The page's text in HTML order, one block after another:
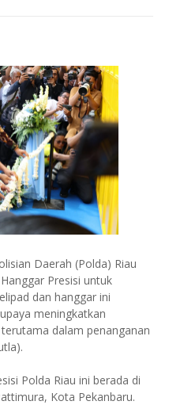
Daerah (Polda) Riau
Presisi untuk
dan hanggar ini
meningkatkan
dalam penanganan
Polda Riau ini berada di
Kota Pekanbaru.